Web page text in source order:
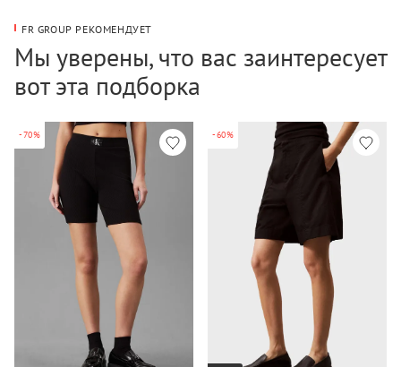
FR GROUP РЕКОМЕНДУЕТ
Мы уверены, что вас заинтересует
вот эта подборка
-70% -60%